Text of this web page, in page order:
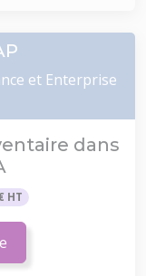
et Enterprise
dans
HT